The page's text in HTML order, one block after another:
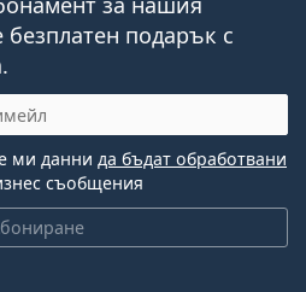
подарък с
ми данни да бъдат обработвани
съобщения